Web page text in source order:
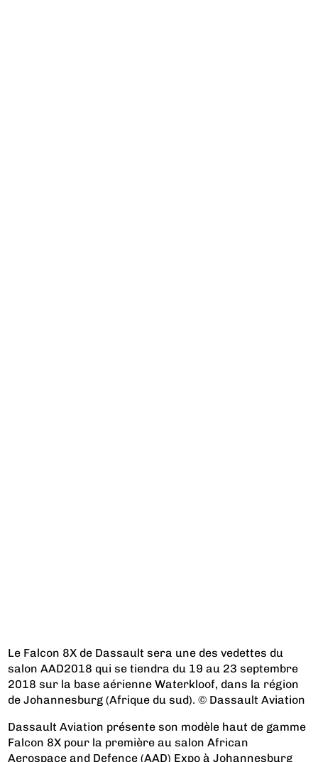
Le Falcon 8X de Dassault sera une des vedettes du
salon AAD2018 qui se tiendra du 19 au 23 septembre
2018 sur la base aérienne Waterkloof, dans la région
de Johannesburg (Afrique du sud). © Dassault Aviation
Dassault Aviation présente son modèle haut de gamme
Falcon 8X pour la première au salon African
Aerospace and Defence (AAD) Expo à Johannesburg